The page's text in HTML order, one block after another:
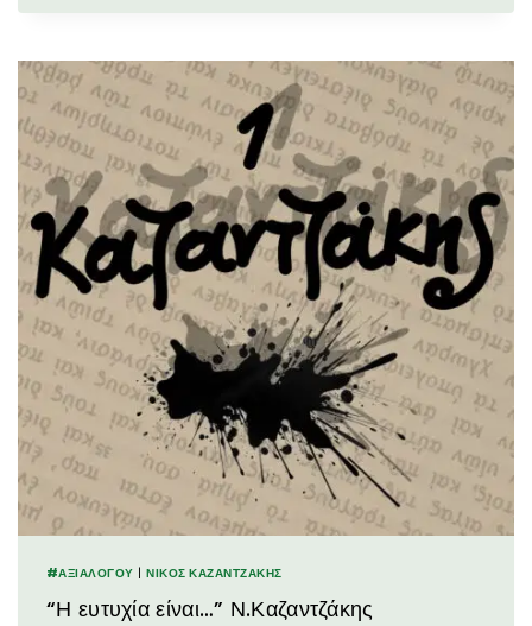
#ΑΞΙΑΛΟΓΟΥ |ΝΊΚΟΣ ΚΑΖΑΝΤΖΆΚΗΣ
“Η ευτυχία είναι…” Ν.Καζαντζάκης